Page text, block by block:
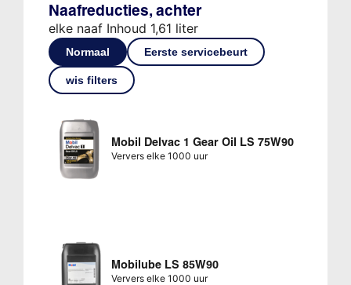
Naafreducties, achter
elke naaf Inhoud 1,61 liter
Normaal Eerste servicebeurt
wis filters
Mobil Delvac 1 Gear Oil LS 75W90
Ververs elke 1000 uur
Mobilube LS 85W90
Ververs elke 1000 uur